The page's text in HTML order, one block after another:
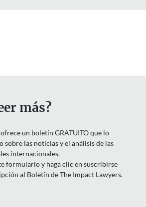
más?
un boletín GRATUITO que lo
sobre las noticias y el análisis de las
internacionales.
formulario y haga clic en suscribirse
al Boletín de The Impact Lawyers.